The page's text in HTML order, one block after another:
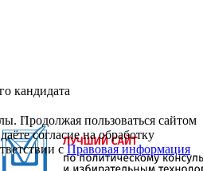
кандидата
Продолжая пользоваться сайтом
согласие на обработку
сПравовая информация